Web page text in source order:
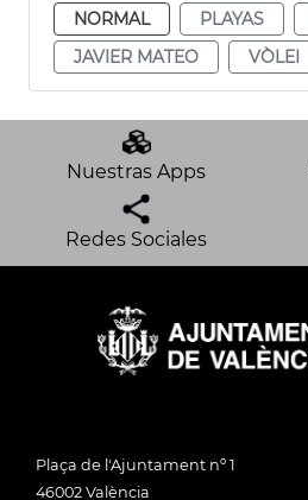
NORMAL
PLAYAS
JAVIER MATEO
VÒLEI
Nuestras Apps
Redes Sociales
Plaça de l'Ajuntament nº 1
46002 València